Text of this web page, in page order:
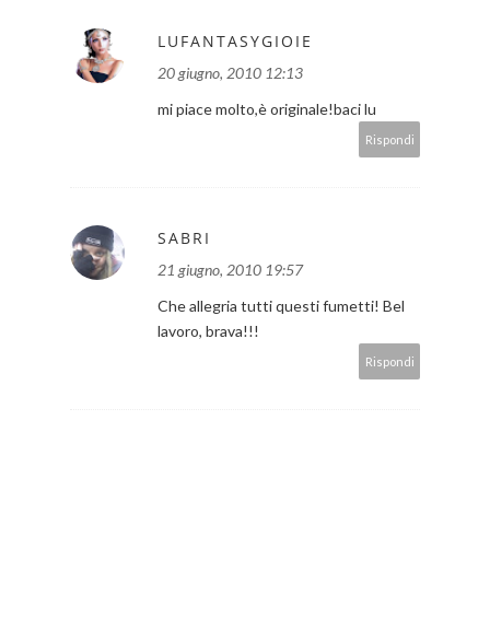
LUFANTASYGIOIE
20 giugno, 2010 12:13
mi piace molto,è originale!baci lu
Rispondi
SABRI
21 giugno, 2010 19:57
Che allegria tutti questi fumetti! Bel
lavoro, brava!!!
Rispondi